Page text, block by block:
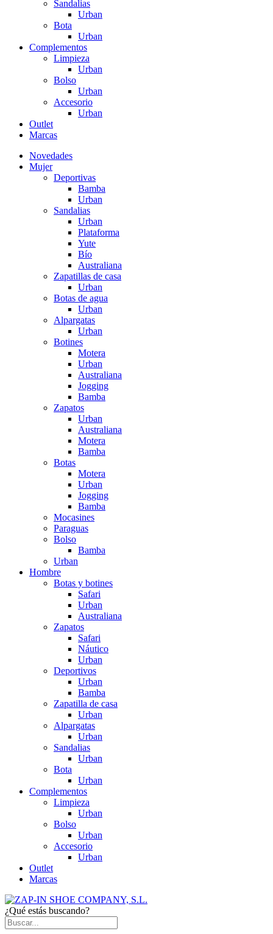
Sandalias
Urban
Bota
Urban
Complementos
Limpieza
Urban
Bolso
Urban
Accesorio
Urban
Outlet
Marcas
Novedades
Mujer
Deportivas
Bamba
Urban
Sandalias
Urban
Plataforma
Yute
Bío
Australiana
Zapatillas de casa
Urban
Botas de agua
Urban
Alpargatas
Urban
Botines
Motera
Urban
Australiana
Jogging
Bamba
Zapatos
Urban
Australiana
Motera
Bamba
Botas
Motera
Urban
Jogging
Bamba
Mocasines
Paraguas
Bolso
Bamba
Urban
Hombre
Botas y botines
Safari
Urban
Australiana
Zapatos
Safari
Náutico
Urban
Deportivos
Urban
Bamba
Zapatilla de casa
Urban
Alpargatas
Urban
Sandalias
Urban
Bota
Urban
Complementos
Limpieza
Urban
Bolso
Urban
Accesorio
Urban
Outlet
Marcas
¿Qué estás buscando?